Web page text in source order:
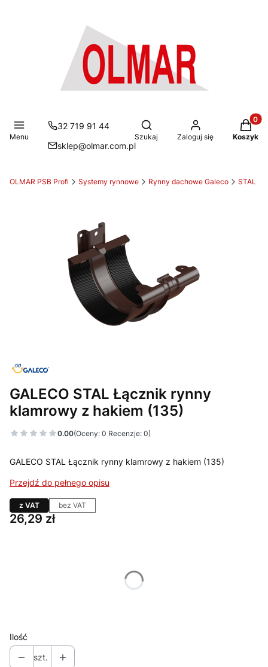
Menu
32 719 91 44
sklep@olmar.com.pl
Otwórz wyszukiwarkę
Szukaj Zaloguj się Koszyk
OLMAR PSB Profi Systemy rynnowe Rynny dachowe Galeco STAL
GALECO STAL Łącznik rynny
klamrowy z hakiem (135)
0.00(Oceny: 0 Recenzje: 0)
GALECO STAL Łącznik rynny klamrowy z hakiem (135)
Przejdź do pełnego opisu
z VAT bez VAT
Cena
26,29 zł
Poszczególne warianty mogą różnić się ceną
Ilość
szt.